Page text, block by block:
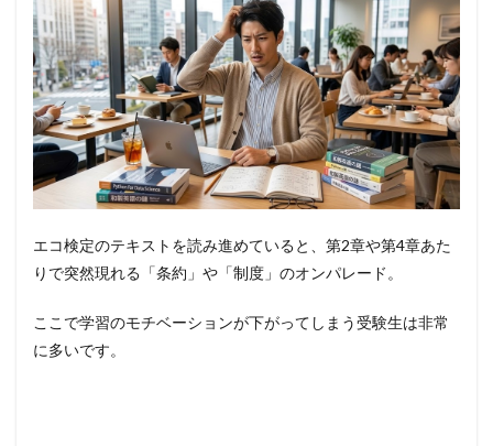
エコ検定のテキストを読み進めていると、第2章や第4章あた
りで突然現れる「条約」や「制度」のオンパレード。
ここで学習のモチベーションが下がってしまう受験生は非常
に多いです。